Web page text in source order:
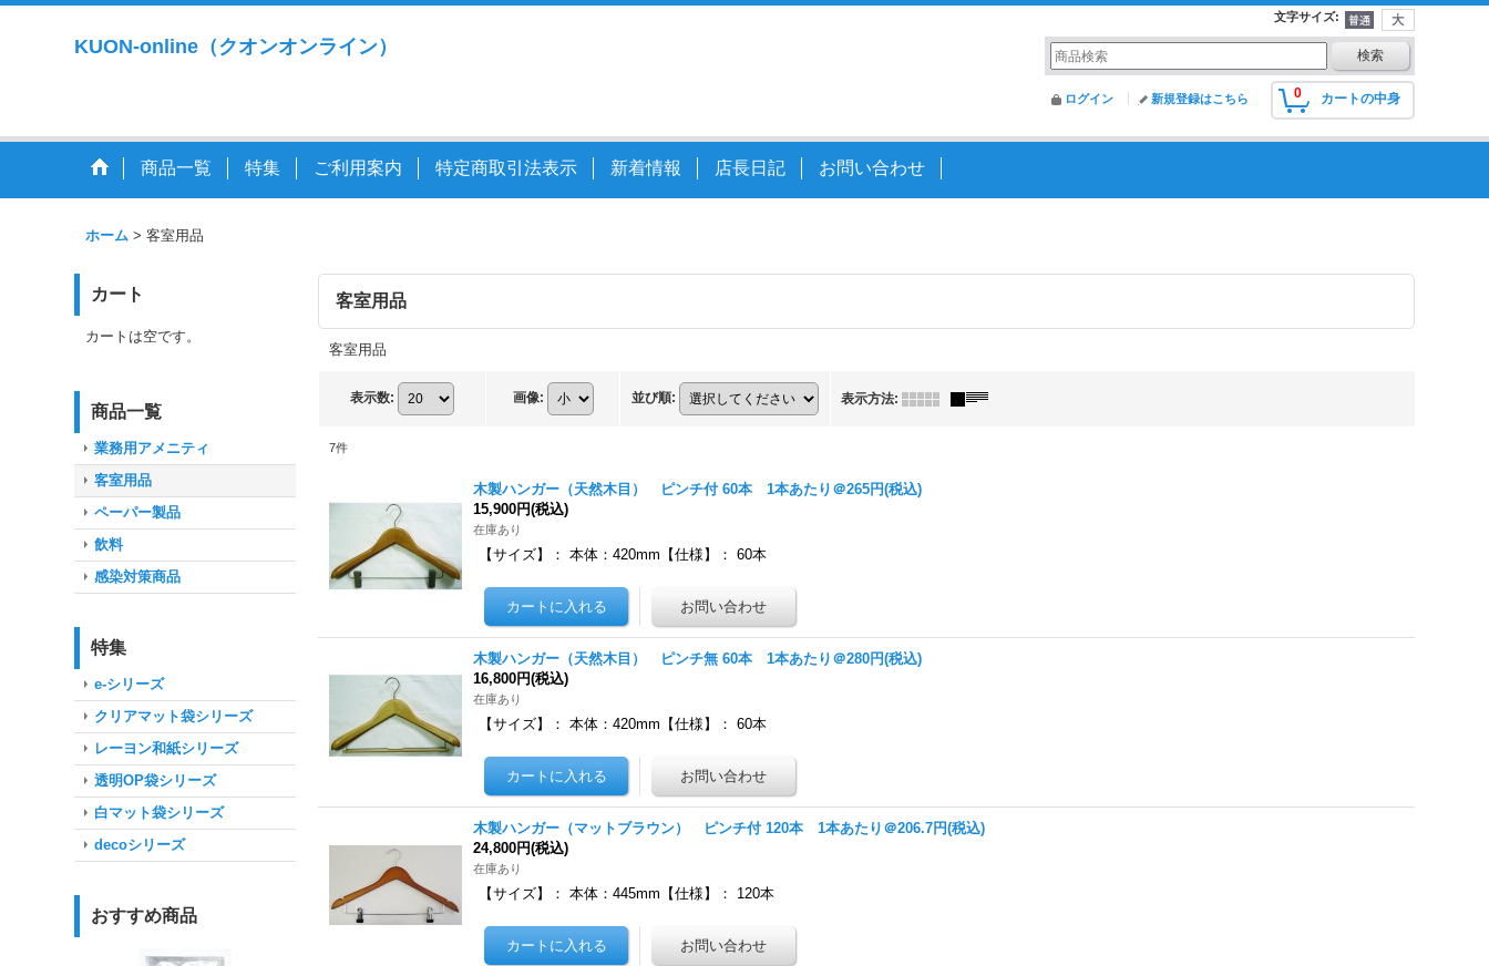
文字サイズ:
KUON-online（クオンオンライン）
0 カートの中身
ログイン 新規登録はこちら
商品一覧 特集 ご利用案内 特定商取引法表示 新着情報 店長日記 お問い合わせ
ホーム > 客室用品
カート
カートは空です。
商品一覧
業務用アメニティ
客室用品
ペーパー製品
飲料
感染対策商品
特集
e-シリーズ
クリアマット袋シリーズ
レーヨン和紙シリーズ
透明OP袋シリーズ
白マット袋シリーズ
decoシリーズ
おすすめ商品
客室用品
客室用品
表示数: 画像: 並び順: 表示方法:
7件
木製ハンガー（天然木目） ピンチ付 60本 1本あたり＠265円(税込)
15,900円(税込)
在庫あり
【サイズ】： 本体：420mm【仕様】： 60本
木製ハンガー（天然木目） ピンチ無 60本 1本あたり＠280円(税込)
16,800円(税込)
在庫あり
【サイズ】： 本体：420mm【仕様】： 60本
木製ハンガー（マットブラウン） ピンチ付 120本 1本あたり＠206.7円(税込)
24,800円(税込)
在庫あり
【サイズ】： 本体：445mm【仕様】： 120本